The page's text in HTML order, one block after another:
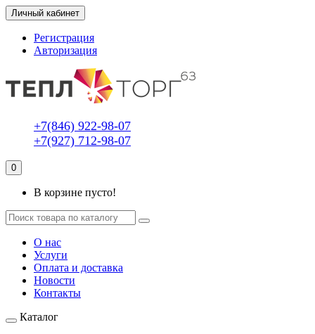
Личный кабинет
Регистрация
Авторизация
+7(846) 922-98-07
+7(927) 712-98-07
0
В корзине пусто!
О нас
Услуги
Оплата и доставка
Новости
Контакты
Каталог